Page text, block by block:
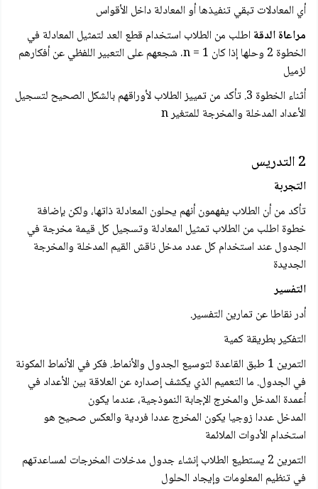
أي المعادلات تبقي تنفيذها أو المعادلة داخل الأقواس
مراعاة الدقة اطلب من الطلاب استخدام قطع العد لتمثيل المعادلة في
الخطوة 2 وحلها إذا كان 1 = n. شجعهم على التعبير اللفظي عن أفكارهم
لزميل
أثناء الخطوة 3. تأكد من تمييز الطلاب لأوراقهم بالشكل الصحيح لتسجيل
الأعداد المدخلة والمخرجة للمتغير n
2 التدريس
التجربة
تأكد من أن الطلاب يفهمون أنهم يحلون المعادلة ذاتها، ولكن بإضافة
خطوة اطلب من الطلاب تمثيل المعادلة وتسجيل كل قيمة مخرجة في
الجدول عند استخدام كل عدد مدخل ناقش القيم المدخلة والمخرجة
الجديدة
التفسير
أدر نقاطا عن تمارين التفسير.
التفكير بطريقة كمية
التمرين 1 طبق القاعدة لتوسيع الجدول والأنماط. فكر في الأنماط المكونة
في الجدول. ما التعميم الذي يكشف إصداره عن العلاقة بین الأعداد في
أعمدة المدخل والمخرج الإجابة النموذجية، عندما يكون
المدخل عددا زوجيا يكون المخرج عددا فردية والعكس صحيح هو
استخدام الأدوات الملائمة
التمرين 2 يستطيع الطلاب إنشاء جدول مدخلات المخرجات لمساعدتهم
في تنظيم المعلومات وإيجاد الحلول